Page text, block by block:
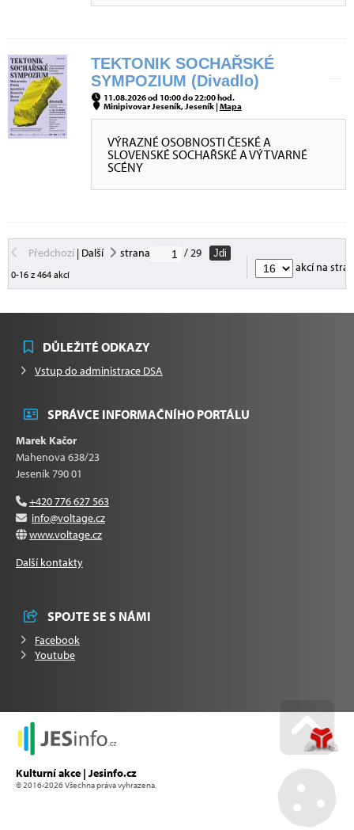
TEKTONIK SOCHAŘSKÉ
SYMPOZIUM (Divadlo)
11.08.2026 od 10:00 do 22:00 hod.
Minipivovar Jeseník, Jeseník |Mapa
VÝRAZNÉ OSOBNOSTI ČESKÉ A
SLOVENSKÉ SOCHAŘSKÉ A VÝTVARNÉ
SCÉNY
Předchozí| Další strana / 29
Jdi
0-16 z 464 akcí
akcí na
DŮLEŽITÉ ODKAZY
Vstup do administrace DSA
SPRÁVCE INFORMAČNÍHO PORTÁLU
Marek Kačor
Mahenova 638/23
Jeseník 790 01
+420 776 627 563
info@voltage.cz
www.voltage.cz
Další kontakty
SPOJTE SE S NÁMI
Facebook
Youtube
Kulturní akce | Jesinfo.cz
© 2016-2026 Všechna práva vyhrazena.
Go